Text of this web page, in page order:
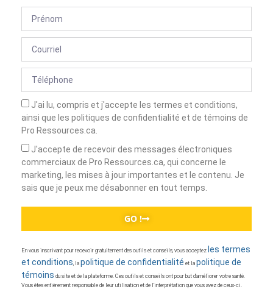
J'ai lu, compris et j'accepte les termes et conditions,
ainsi que les politiques de confidentialité et de témoins de
Pro Ressources.ca.
J'accepte de recevoir des messages électroniques
commerciaux de Pro Ressources.ca, qui concerne le
marketing, les mises à jour importantes et le contenu. Je
sais que je peux me désabonner en tout temps.
GO !
En vous inscrivant pour recevoir gratuitement des outils et conseils, vous acceptez les termes
et conditions, la politique de confidentialité et la politique de
témoins du site et de la plateforme. Ces outils et conseils ont pour but d’améliorer votre santé.
Vous êtes entièrement responsable de leur utilisation et de l’interprétation que vous avez de ceux-ci.